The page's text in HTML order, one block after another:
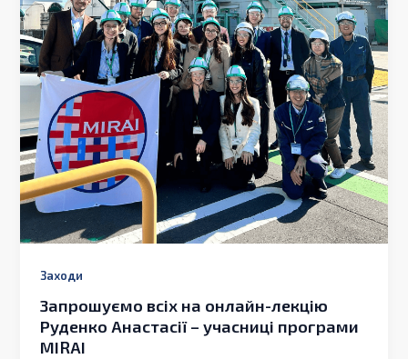
Заходи
Запрошуємо всіх на онлайн-лекцію
Руденко Анастасії – учасниці програми
MIRAI